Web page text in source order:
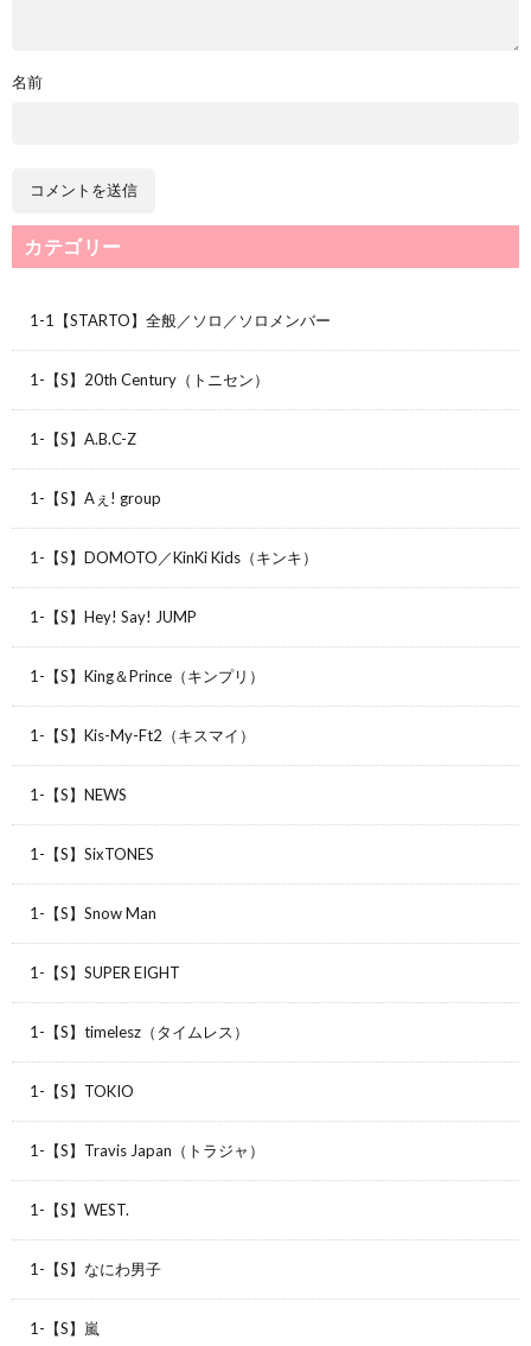
名前
カテゴリー
1-1【STARTO】全般／ソロ／ソロメンバー
1-【S】20th Century（トニセン）
1-【S】A.B.C-Z
1-【S】Aぇ! group
1-【S】DOMOTO／KinKi Kids（キンキ）
1-【S】Hey! Say! JUMP
1-【S】King＆Prince（キンプリ）
1-【S】Kis-My-Ft2（キスマイ）
1-【S】NEWS
1-【S】SixTONES
1-【S】Snow Man
1-【S】SUPER EIGHT
1-【S】timelesz（タイムレス）
1-【S】TOKIO
1-【S】Travis Japan（トラジャ）
1-【S】WEST.
1-【S】なにわ男子
1-【S】嵐